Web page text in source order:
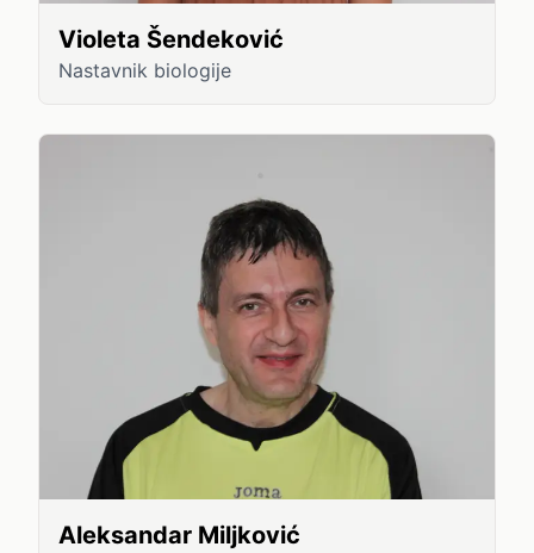
Violeta Šendeković
Nastavnik biologije
Aleksandar Miljković